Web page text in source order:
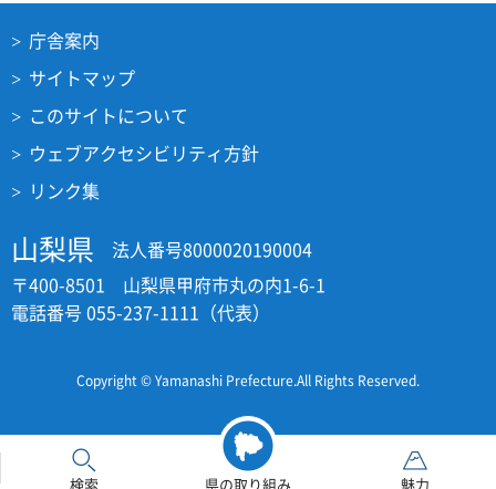
検索 県の取り組み 魅力
庁舎案内
サイトマップ
このサイトについて
ウェブアクセシビリティ方針
リンク集
山梨県
法人番号8000020190004
〒400-8501 山梨県甲府市丸の内1-6-1
電話番号 055-237-1111（代表）
Copyright © Yamanashi Prefecture.All Rights Reserved.